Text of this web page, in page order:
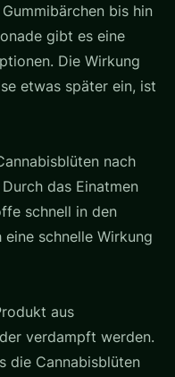
bis hin
gibt es eine
Die Wirkung
etwas später ein, ist
nach
das Einatmen
schnell in den
schnelle Wirkung
aus
verdampft werden.
die Cannabisblüten